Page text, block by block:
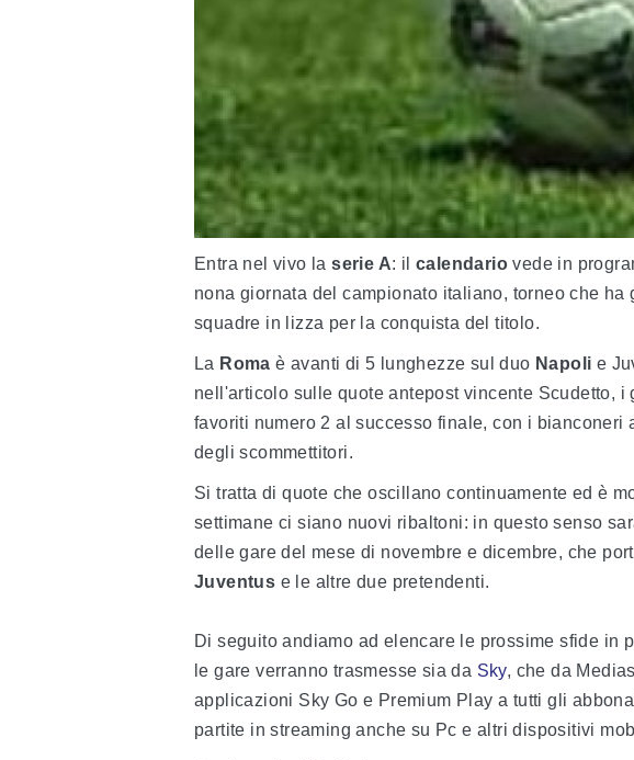
Entra nel vivo la serie A: ilcalendario vede in
nona giornata del campionato italiano, torneo che
squadre in lizza per la conquista del titolo.
La Roma è avanti di 5 lunghezze sul duo Napoli e
nell'articolo sulle quote antepost vincente Scudetto,
favoriti numero 2 al successo finale, con i bianconeri
degli scommettitori.
Si tratta di quote che oscillano continuamente ed è
settimane ci siano nuovi ribaltoni: in questo senso
delle gare del mese di novembre e dicembre, che
Juventus e le altre due pretendenti.
Di seguito andiamo ad elencare le prossime sfide in
le gare verranno trasmesse sia da Sky, che da
applicazioni Sky Go e Premium Play a tutti gli
partite in streaming anche su Pc e altri dispositivi